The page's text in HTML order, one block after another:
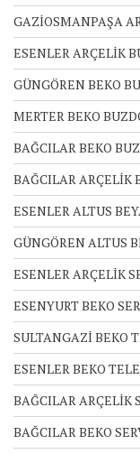
GAZİOSMANPAŞA
ESENLER ARÇELİK
GÜNGÖREN BEKO
MERTER BEKO
BAĞCILAR BEKO
BAĞCILAR ARÇELİK
ESENLER ALTUS
GÜNGÖREN ALTUS
ESENLER ARÇELİK
ESENYURT BEKO
SULTANGAZİ BEKO
ESENLER BEKO
BAĞCILAR ARÇELİK
BAĞCILAR BEKO